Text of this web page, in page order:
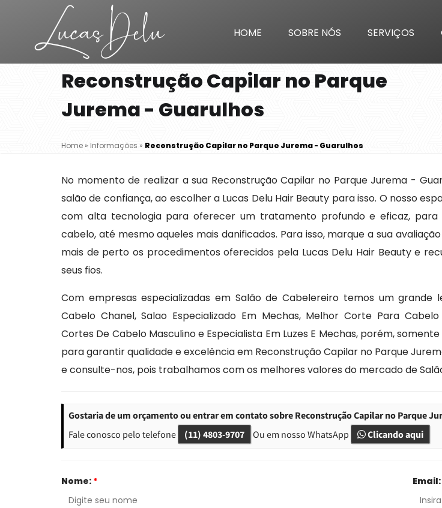
HOME SOBRE NÓS SERVIÇOS
Reconstrução Capilar no Parque
Jurema - Guarulhos
Home » Informações » Reconstrução Capilar no Parque Jurema - Guarulhos
No momento de realizar a sua Reconstrução Capilar no Parque Jurema -
salão de confiança, ao escolher a Lucas Delu Hair Beauty para isso. O nosso
com alta tecnologia para oferecer um tratamento profundo e eficaz,
cabelo, até mesmo aqueles mais danificados. Para isso, marque a sua
mais de perto os procedimentos oferecidos pela Lucas Delu Hair Beauty e
seus fios.
Com empresas especializadas em Salão de Cabelereiro temos um grande
Cabelo Chanel, Salao Especializado Em Mechas, Melhor Corte Para
Cortes De Cabelo Masculino e Especialista Em Luzes E Mechas, porém,
para garantir qualidade e excelência em Reconstrução Capilar no Parque
e consulte-nos, pois trabalhamos com os melhores valores do mercado de
Gostaria de um orçamento ou entrar em contato sobre Reconstrução Capilar no Parque
Fale conosco pelo telefone
(11) 4803-9707 Ou em nosso WhatsApp Clicando aqui
Nome: * Email: